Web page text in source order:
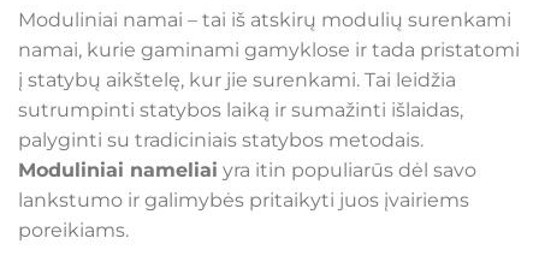
Moduliniai namai – tai iš atskirų modulių surenkami
namai, kurie gaminami gamyklose ir tada pristatomi
į statybų aikštelę, kur jie surenkami. Tai leidžia
sutrumpinti statybos laiką ir sumažinti išlaidas,
palyginti su tradiciniais statybos metodais.
Moduliniai nameliai yra itin populiarūs dėl savo
lankstumo ir galimybės pritaikyti juos įvairiems
poreikiams.